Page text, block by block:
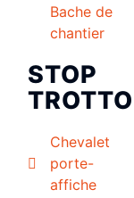
Bache de
chantier
STOP
Chevalet
porte-
affiche